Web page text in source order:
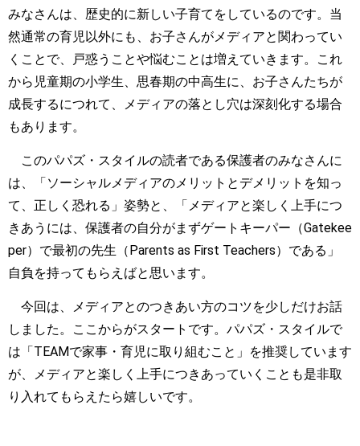
みなさんは、歴史的に新しい子育てをしているのです。当
然通常の育児以外にも、お子さんがメディアと関わってい
くことで、戸惑うことや悩むことは増えていきます。これ
から児童期の小学生、思春期の中高生に、お子さんたちが
成長するにつれて、メディアの落とし穴は深刻化する場合
もあります。
このパパズ・スタイルの読者である保護者のみなさんに
は、「ソーシャルメディアのメリットとデメリットを知っ
て、正しく恐れる」姿勢と、「メディアと楽しく上手につ
きあうには、保護者の自分がまずゲートキーパー（Gatekee
per）で最初の先生（Parents as First Teachers）である」
自負を持ってもらえばと思います。
今回は、メディアとのつきあい方のコツを少しだけお話
しました。ここからがスタートです。パパズ・スタイルで
は「TEAMで家事・育児に取り組むこと」を推奨しています
が、メディアと楽しく上手につきあっていくことも是非取
り入れてもらえたら嬉しいです。